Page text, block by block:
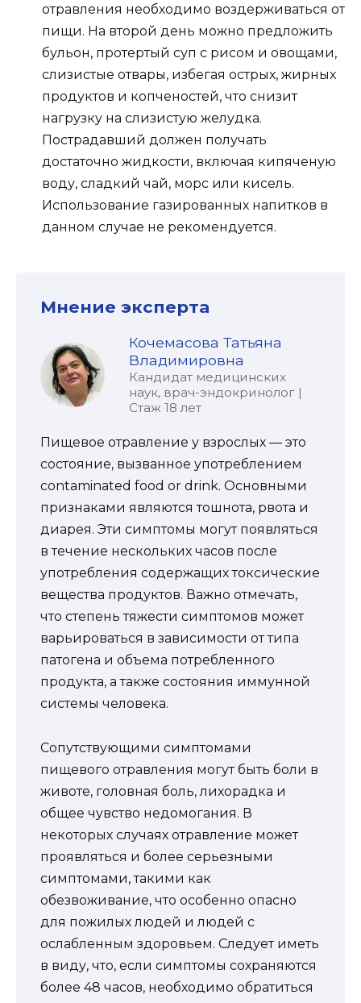
отравления необходимо воздерживаться от
пищи. На второй день можно предложить
бульон, протертый суп с рисом и овощами,
слизистые отвары, избегая острых, жирных
продуктов и копченостей, что снизит
нагрузку на слизистую желудка.
Пострадавший должен получать
достаточно жидкости, включая кипяченую
воду, сладкий чай, морс или кисель.
Использование газированных напитков в
данном случае не рекомендуется.
Мнение эксперта
Кочемасова Татьяна
Владимировна
Кандидат медицинских
наук, врач-эндокринолог |
Стаж 18 лет
Пищевое отравление у взрослых — это
состояние, вызванное употреблением
contaminated food or drink. Основными
признаками являются тошнота, рвота и
диарея. Эти симптомы могут появляться
в течение нескольких часов после
употребления содержащих токсические
вещества продуктов. Важно отмечать,
что степень тяжести симптомов может
варьироваться в зависимости от типа
патогена и объема потребленного
продукта, а также состояния иммунной
системы человека.
Сопутствующими симптомами
пищевого отравления могут быть боли в
животе, головная боль, лихорадка и
общее чувство недомогания. В
некоторых случаях отравление может
проявляться и более серьезными
симптомами, такими как
обезвоживание, что особенно опасно
для пожилых людей и людей с
ослабленным здоровьем. Следует иметь
в виду, что, если симптомы сохраняются
более 48 часов, необходимо обратиться